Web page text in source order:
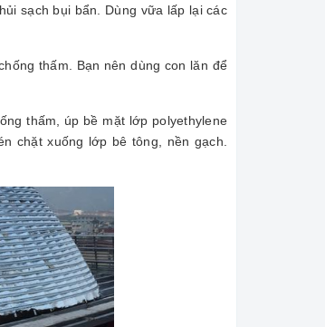
sạch bụi bẩn. Dùng vữa lấp lại các
thấm. Bạn nên dùng con lăn để
thấm, úp bề mặt lớp polyethylene
chặt xuống lớp bê tông, nền gạch.